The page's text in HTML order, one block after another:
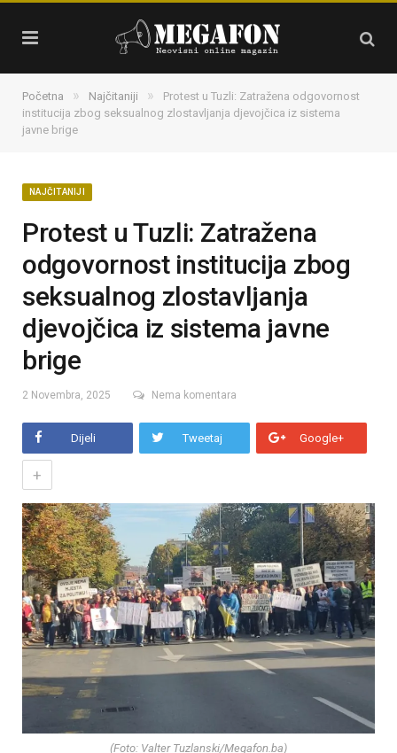
Početna » Najčitaniji »
Protest u Tuzli: Zatražena odgovornost
institucija zbog seksualnog zlostavljanja djevojčica iz sistema
javne brige
NAJČITANIJI
Protest u Tuzli: Zatražena
odgovornost institucija zbog
seksualnog zlostavljanja
djevojčica iz sistema javne
brige
2 Novembra, 2025 Nema komentara
Dijeli Tweetaj Google+
+
(Foto: Valter Tuzlanski/Megafon.ba)